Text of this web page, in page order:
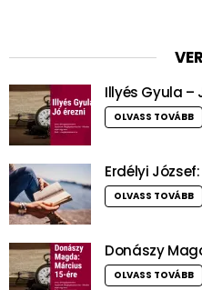
Illyés Gyula –
OLVASS TOVÁBB
Erdélyi József:
OLVASS TOVÁBB
Donászy
OLVASS TOVÁBB